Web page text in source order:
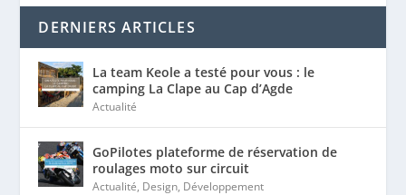
DERNIERS ARTICLES
La team Keole a testé pour vous : le
camping La Clape au Cap d’Agde
Actualité
GoPilotes plateforme de réservation de
roulages moto sur circuit
Actualité, Design, Développement